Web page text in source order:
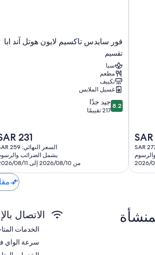
حمامات مزودة
تلفزيونات إل سي دي 62-سم مزودة بقنوات تلفزيونية باشتراك
غلايات كهربائية،
فور
سايدس
تاكسيم
لايون
هوتل
آند
ابا
تقسيم
فور سايدس تاكسيم لايون هوتل آند ابا
تقسيم
سبا
مطعم
تكييف
غسيل الملابس
8.2
من
8.2 جيد جدًا
217 تقييمًا
السعر
الحالي
هو
SAR
231
231
السعر النهائي: SAR 259
يشمل الضرائب
من 2026/08/10 إلى 2026/08/11
الاتصال
الخدمات
سرعة الواي فاي في